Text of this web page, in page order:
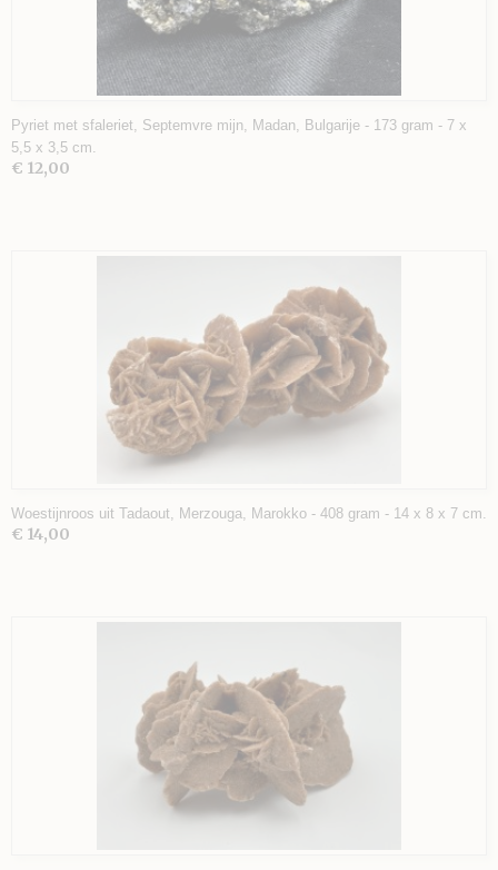
Pyriet met sfaleriet, Septemvre mijn, Madan, Bulgarije - 173 gram - 7 x
5,5 x 3,5 cm.
€ 12,00
Woestijnroos uit Tadaout, Merzouga, Marokko - 408 gram - 14 x 8 x 7 cm.
€ 14,00